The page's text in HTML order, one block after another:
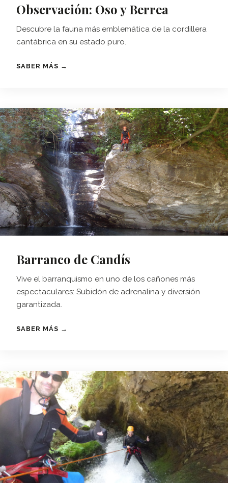
Observación: Oso y Berrea
Descubre la fauna más emblemática de la cordillera
cantábrica en su estado puro.
SABER MÁS →
Barranco de Candís
Vive el barranquismo en uno de los cañones más
espectaculares: Subidón de adrenalina y diversión
garantizada.
SABER MÁS →